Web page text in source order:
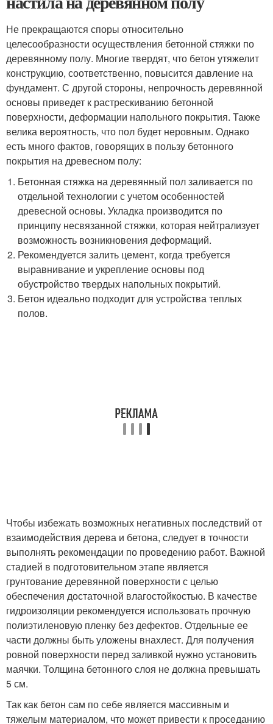
Не прекращаются споры относительно
целесообразности осуществления бетонной стяжки по
деревянному полу. Многие твердят, что бетон утяжелит
конструкцию, соответственно, повысится давление на
фундамент. С другой стороны, непрочность деревянной
основы приведет к растрескиванию бетонной
поверхности, деформации напольного покрытия. Также
велика вероятность, что пол будет неровным. Однако
есть много фактов, говорящих в пользу бетонного
покрытия на древесном полу:
Бетонная стяжка на деревянный пол заливается по
отдельной технологии с учетом особенностей
древесной основы. Укладка производится по
принципу несвязанной стяжки, которая нейтрализует
возможность возникновения деформаций.
Рекомендуется залить цемент, когда требуется
выравнивание и укрепление основы под
обустройство твердых напольных покрытий.
Бетон идеально подходит для устройства теплых
полов.
Чтобы избежать возможных негативных последствий от
взаимодействия дерева и бетона, следует в точности
выполнять рекомендации по проведению работ. Важной
стадией в подготовительном этапе является
грунтование деревянной поверхности с целью
обеспечения достаточной влагостойкостью. В качестве
гидроизоляции рекомендуется использовать прочную
полиэтиленовую пленку без дефектов. Отдельные ее
части должны быть уложены внахлест. Для получения
ровной поверхности перед заливкой нужно установить
маячки. Толщина бетонного слоя не должна превышать
5 см.
Так как бетон сам по себе является массивным и
тяжелым материалом, что может привести к проседанию